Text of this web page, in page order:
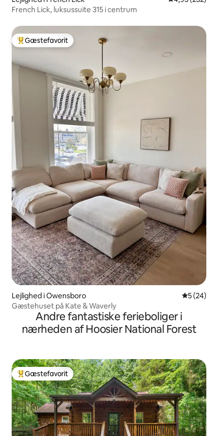
French Lick, luksussuite 315 i centrum
Bedste gæstefavorit
Gæstefavorit
Lejlighed i Owensboro 5 ud af 5 i
5 (24)
Gæstehuset på Kate & Waverly
Andre fantastiske ferieboliger i
nærheden af Hoosier National Forest
Bedste gæstefavorit
Gæstefavorit